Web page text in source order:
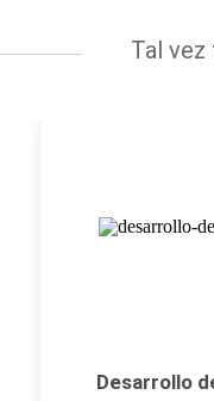
Tal vez
Desarrollo